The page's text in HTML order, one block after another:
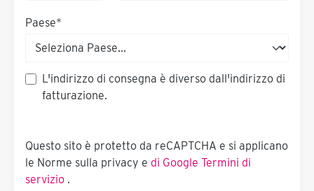
Paese*
L'indirizzo di consegna è diverso dall'indirizzo di
fatturazione.
Questo sito è protetto da reCAPTCHA e si applicano
le Norme sulla privacy e di Google Termini di
servizio .